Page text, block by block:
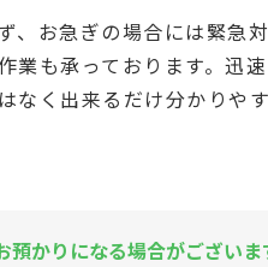
、お急ぎの場合には緊急
業も承っております。迅
なく出来るだけ分かりや
かりになる場合がございま